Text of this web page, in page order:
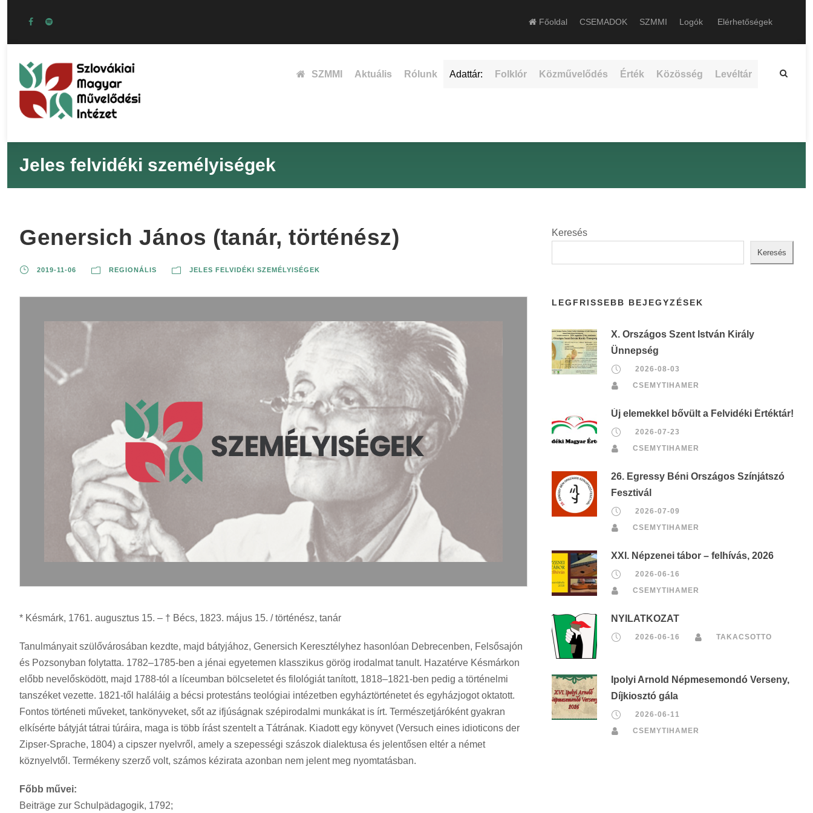
Főoldal CSEMADOK SZMMI Logók Elérhetőségek
SZMMI Aktuális Rólunk Adattár: Folklór Közművelődés Érték Közösség Levéltár
Jeles felvidéki személyiségek
Genersich János (tanár, történész)
2019-11-06 REGIONÁLIS JELES FELVIDÉKI SZEMÉLYISÉGEK
* Késmárk, 1761. augusztus 15. – † Bécs, 1823. május 15. / történész, tanár
Tanulmányait szülővárosában kezdte, majd bátyjához, Genersich Keresztélyhez hasonlóan Debrecenben, Felsősajón
és Pozsonyban folytatta. 1782–1785-ben a jénai egyetemen klasszikus görög irodalmat tanult. Hazatérve Késmárkon
előbb nevelősködött, majd 1788-tól a líceumban bölcseletet és filológiát tanított, 1818–1821-ben pedig a történelmi
tanszéket vezette. 1821-től haláláig a bécsi protestáns teológiai intézetben egyháztörténetet és egyházjogot oktatott.
Fontos történeti műveket, tankönyveket, sőt az ifjúságnak szépirodalmi munkákat is írt. Természetjáróként gyakran
elkísérte bátyját tátrai túráira, maga is több írást szentelt a Tátrának. Kiadott egy könyvet (Versuch eines idioticons der
Zipser-Sprache, 1804) a cipszer nyelvről, amely a szepességi szászok dialektusa és jelentősen eltér a német
köznyelvtől. Termékeny szerző volt, számos kézirata azonban nem jelent meg nyomtatásban.
Főbb művei:
Beiträge zur Schulpädagogik, 1792;
Keresés
Keresés
LEGFRISSEBB BEJEGYZÉSEK
X. Országos Szent István Király
Ünnepség
2026-08-03
CSEMYTIHAMER
Új elemekkel bővült a Felvidéki Értéktár!
2026-07-23
CSEMYTIHAMER
26. Egressy Béni Országos Színjátszó
Fesztivál
2026-07-09
CSEMYTIHAMER
XXI. Népzenei tábor – felhívás, 2026
2026-06-16
CSEMYTIHAMER
NYILATKOZAT
2026-06-16 TAKACSOTTO
Ipolyi Arnold Népmesemondó Verseny,
Díjkiosztó gála
2026-06-11
CSEMYTIHAMER